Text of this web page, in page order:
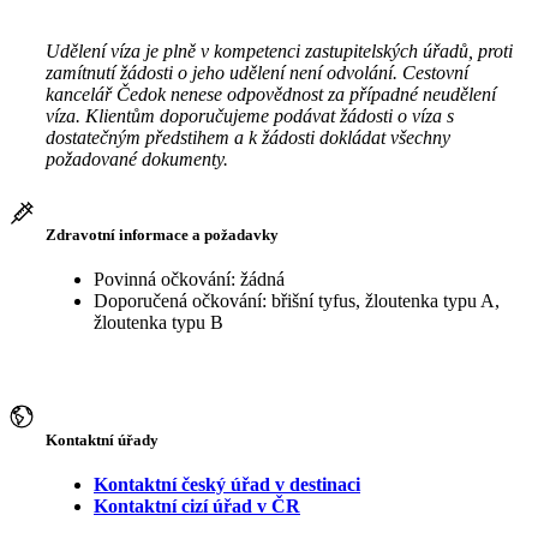
Udělení víza je plně v kompetenci zastupitelských úřadů, proti
zamítnutí žádosti o jeho udělení není odvolání. Cestovní
kancelář Čedok nenese odpovědnost za případné neudělení
víza. Klientům doporučujeme podávat žádosti o víza s
dostatečným předstihem a k žádosti dokládat všechny
požadované dokumenty.
Zdravotní informace a požadavky
Povinná očkování: žádná
Doporučená očkování: břišní tyfus, žloutenka typu A,
žloutenka typu B
Kontaktní úřady
Kontaktní český úřad v destinaci
Kontaktní cizí úřad v ČR